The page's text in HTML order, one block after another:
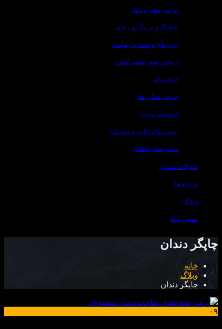
جراحی دهان و دندان
بلیچینگ و جرمگیری دندان
پروتزهای وابسته به ایمپلنت
درمان ریشه (عصب کشی)
جراحی لثه
جراحی دندان عقل
ارتودنسی دندان
پروتز دندانی(ثابت و متحرک)
دندانپزشکی اطفال
سوالات متداول
درباره ما
وبلاگ
تماس با ما
چاپگر دندان
خانه
وبلاگ
چاپگر دندان
۰۹